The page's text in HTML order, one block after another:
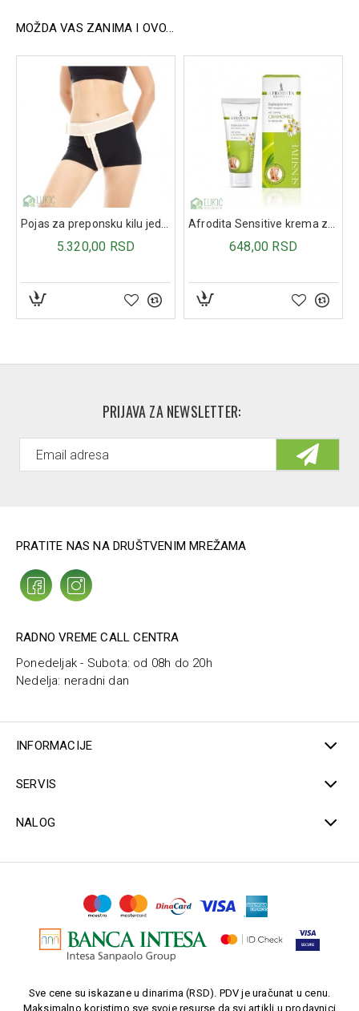
MOŽDA VAS ZANIMA I OVO...
Pojas za preponsku kilu jednostran L/D ML527
5.320,00 RSD
Afrodita Sensitive krema za depilaciju 100ml
648,00 RSD
PRIJAVA ZA NEWSLETTER:
PRATITE NAS NA DRUŠTVENIM MREŽAMA
RADNO VREME CALL CENTRA
Ponedeljak - Subota: od 08h do 20h
Nedelja: neradni dan
INFORMACIJE
SERVIS
NALOG
Sve cene su iskazane u dinarima (RSD). PDV je uračunat u cenu.
Maksimalno koristimo sve svoje resurse da svi artikli u prodavnici